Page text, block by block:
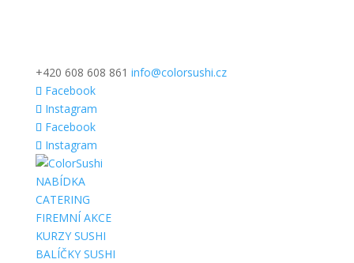
+420 608 608 861 info@colorsushi.cz
Facebook
Instagram
Facebook
Instagram
NABÍDKA
CATERING
FIREMNÍ AKCE
KURZY SUSHI
BALÍČKY SUSHI